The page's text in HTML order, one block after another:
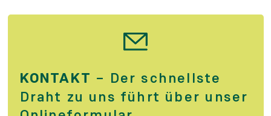
KONTAKT – Der schnellste
Draht zu uns führt über unser